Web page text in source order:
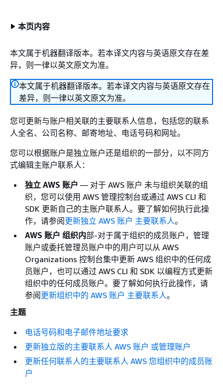
本页内容
本文属于机器翻译版本。若本译文内容与英语原文存在差
异，则一律以英文原文为准。
本文属于机器翻译版本。若本译文内容与英语原文存在
差异，则一律以英文原文为准。
您可更新与账户相关联的主要联系人信息，包括您的联系
人全名、公司名称、邮寄地址、电话号码和网址。
您可以根据账户是独立账户还是组织的一部分，以不同方
式编辑主账户联系人：
独立 AWS 账户 — 对于 AWS 账户 未与组织关联的组
织，您可以使用 AWS 管理控制台或通过 AWS CLI 和
SDK 更新自己的主账户联系人。要了解如何执行此操
作，请参阅更新独立 AWS 账户 主要联系人。
AWS 账户 组织内部-对于属于组织的成员账户，管理
账户或委托管理员账户中的用户可以从 AWS
Organizations 控制台集中更新 AWS 组织中的任何成
员账户，也可以通过 AWS CLI 和 SDK 以编程方式更新
组织中的任何成员账户。要了解如何执行此操作，请
参阅更新组织中的 AWS 账户 主要联系人。
主题
电话号码和电子邮件地址要求
更新独立版的主要联系人 AWS 账户 或管理账户
更新任何联系人的主要联系人 AWS 您组织中的成员账
户